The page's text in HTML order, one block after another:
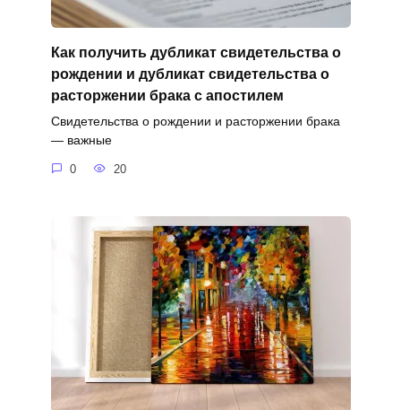
Как получить дубликат свидетельства о
рождении и дубликат свидетельства о
расторжении брака с апостилем
Свидетельства о рождении и расторжении брака
— важные
0 20